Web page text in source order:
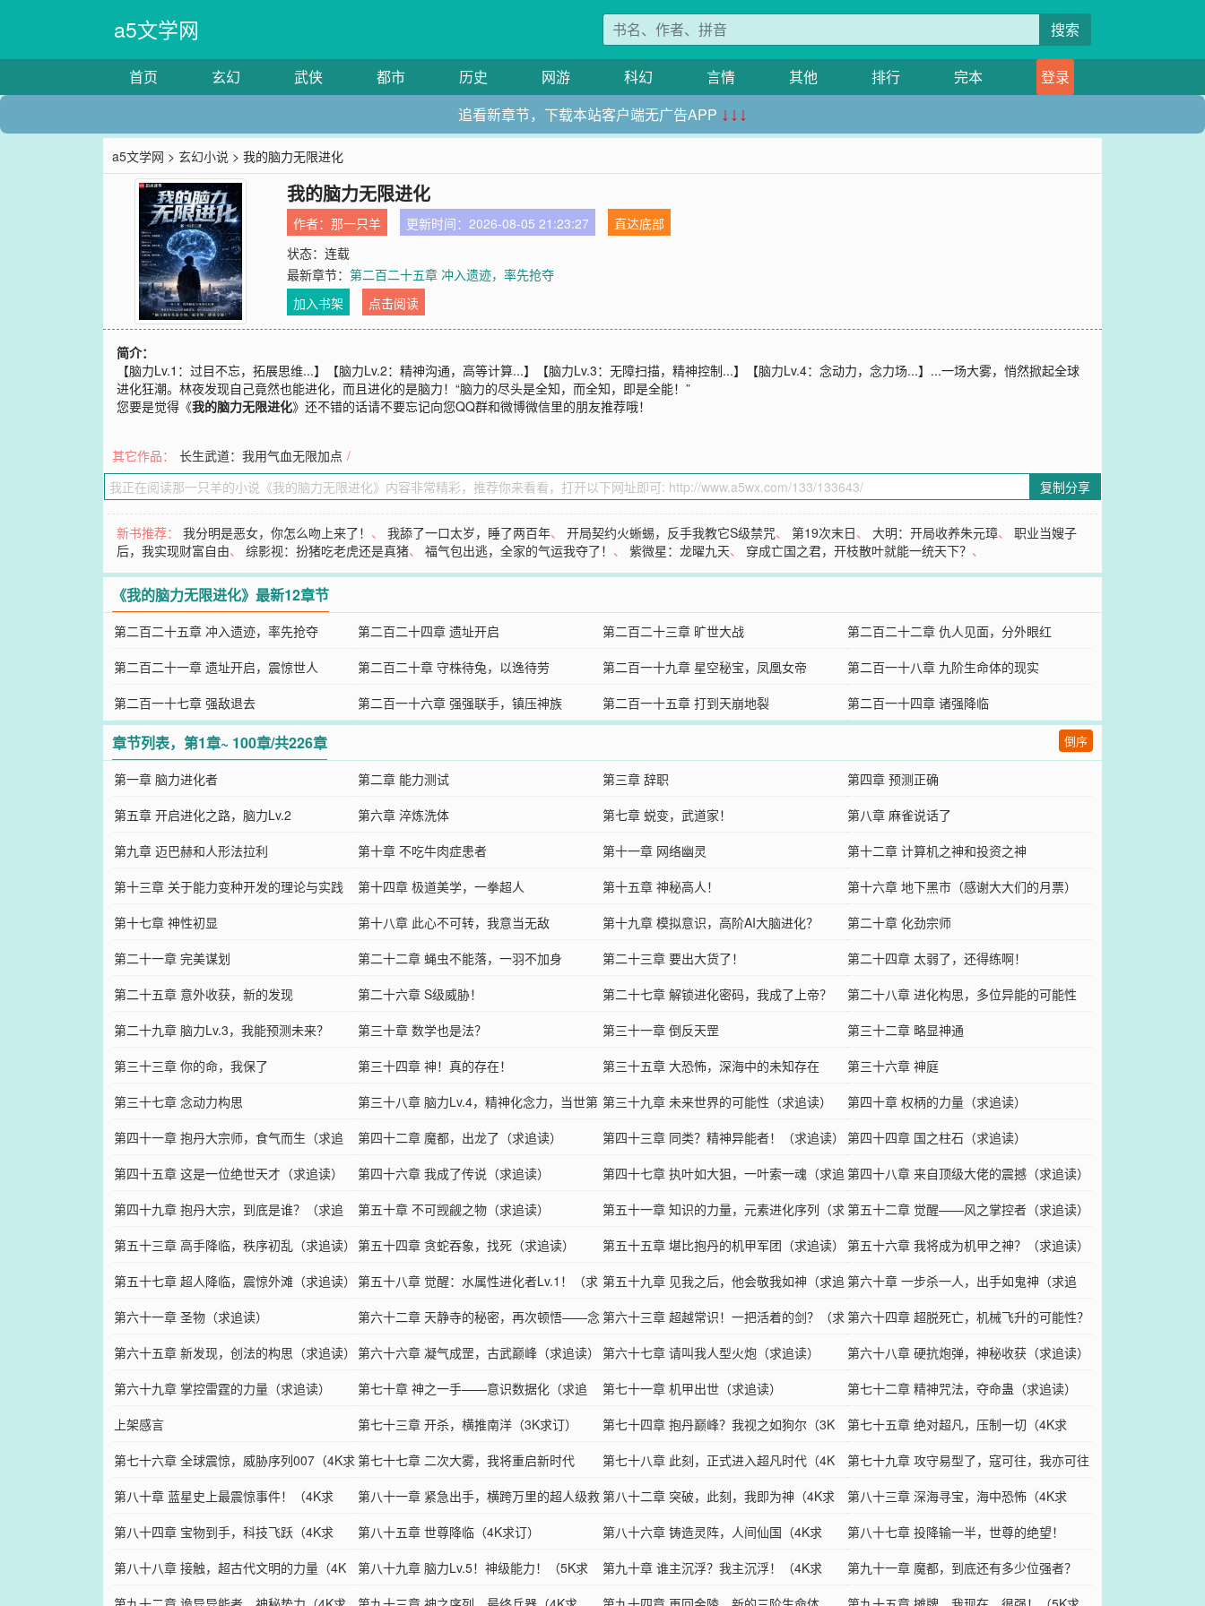
a5文学网 搜索
首页 玄幻 武侠 都市 历史 网游 科幻 言情 其他 排行 完本
登录
追看新章节，下载本站客户端无广告APP ↓↓↓
a5文学网 >玄幻小说 > 我的脑力无限进化
我的脑力无限进化
作者：那一只羊 更新时间：2026-08-05 21:23:27
直达底部
状态：连载
最新章节：第二百二十五章 冲入遗迹，率先抢夺
加入书架
点击阅读
简介：
【脑力Lv.1：过目不忘，拓展思维...】【脑力Lv.2：精神沟通，高等计算...】【脑力Lv.3：无障扫描，精神控制...】【脑力Lv.4：念动力，念力场...】...一场大雾，悄然掀起全球
进化狂潮。林夜发现自己竟然也能进化，而且进化的是脑力！“脑力的尽头是全知，而全知，即是全能！”
您要是觉得《我的脑力无限进化》还不错的话请不要忘记向您QQ群和微博微信里的朋友推荐哦！
其它作品： 长生武道：我用气血无限加点 /
复制分享
新书推荐：我分明是恶女，你怎么吻上来了！ 、我舔了一口太岁，睡了两百年、开局契约火蜥蜴，反手我教它S级禁咒、第19次末日、大明：开局收养朱元璋、职业当嫂子
后，我实现财富自由、综影视：扮猪吃老虎还是真猪、福气包出逃，全家的气运我夺了！ 、紫微星：龙曜九天、 穿成亡国之君，开枝散叶就能一统天下？ 、
《我的脑力无限进化》最新12章节
第二百二十五章 冲入遗迹，率先抢夺 第二百二十四章 遗址开启 第二百二十三章 旷世大战
第二百二十二章 仇人见面，分外眼红
第二百二十一章 遗址开启，震惊世人
第二百二十章 守株待兔，以逸待劳 第二百一十九章 星空秘宝，凤凰女帝
第二百一十八章 九阶生命体的现实
第二百一十七章 强敌退去
第二百一十六章 强强联手，镇压神族 第二百一十五章 打到天崩地裂 第二百一十四章 诸强降临
章节列表，第1章~ 100章/共226章 倒序
第一章 脑力进化者 第二章 能力测试 第三章 辞职
第四章 预测正确
第五章 开启进化之路，脑力Lv.2
第六章 淬炼洗体 第七章 蜕变，武道家！
第八章 麻雀说话了
第九章 迈巴赫和人形法拉利
第十章 不吃牛肉症患者 第十一章 网络幽灵
第十二章 计算机之神和投资之神
第十三章 关于能力变种开发的理论与实践
第十四章 极道美学，一拳超人 第十五章 神秘高人！
第十六章 地下黑市（感谢大大们的月票）
第十七章 神性初显
第十八章 此心不可转，我意当无敌 第十九章 模拟意识，高阶AI大脑进化？
第二十章 化劲宗师
第二十一章 完美谋划
第二十二章 蝇虫不能落，一羽不加身 第二十三章 要出大货了！
第二十四章 太弱了，还得练啊！
第二十五章 意外收获，新的发现
第二十六章 S级威胁！ 第二十七章 解锁进化密码，我成了上帝？
第二十八章 进化构思，多位异能的可能性
第二十九章 脑力Lv.3，我能预测未来？
第三十章 数学也是法？ 第三十一章 倒反天罡
第三十二章 略显神通
第三十三章 你的命，我保了
第三十四章 神！真的存在！ 第三十五章 大恐怖，深海中的未知存在
第三十六章 神庭
第三十七章 念动力构思
第三十八章 脑力Lv.4，精神化念力，当世第
一人？（求追读）
第三十九章 未来世界的可能性（求追读）
第四十章 权柄的力量（求追读）
第四十一章 抱丹大宗师，食气而生（求追
读）
第四十二章 魔都，出龙了（求追读） 第四十三章 同类？精神异能者！（求追读） 第四十四章 国之柱石（求追读）
第四十五章 这是一位绝世天才（求追读）
第四十六章 我成了传说（求追读）
第四十七章 执叶如大狙，一叶索一魂（求追
读）
第四十八章 来自顶级大佬的震撼（求追读）
第四十九章 抱丹大宗，到底是谁？（求追
读）
第五十章 不可觊觎之物（求追读）
第五十一章 知识的力量，元素进化序列（求
追读）
第五十二章 觉醒——风之掌控者（求追读）
第五十三章 高手降临，秩序初乱（求追读） 第五十四章 贪蛇吞象，找死（求追读） 第五十五章 堪比抱丹的机甲军团（求追读） 第五十六章 我将成为机甲之神？（求追读）
第五十七章 超人降临，震惊外滩（求追读） 第五十八章 觉醒：水属性进化者Lv.1！（求
追读）
第五十九章 见我之后，他会敬我如神（求追
读）
第六十章 一步杀一人，出手如鬼神（求追
读）
第六十一章 圣物（求追读）
第六十二章 天静寺的秘密，再次顿悟——念
力场（求追读）
第六十三章 超越常识！一把活着的剑？（求
追读）
第六十四章 超脱死亡，机械飞升的可能性？
（求追读）
第六十五章 新发现，创法的构思（求追读） 第六十六章 凝气成罡，古武巅峰（求追读） 第六十七章 请叫我人型火炮（求追读）
第六十八章 硬抗炮弹，神秘收获（求追读）
第六十九章 掌控雷霆的力量（求追读）
第七十章 神之一手——意识数据化（求追
读）
第七十一章 机甲出世（求追读）
第七十二章 精神咒法，夺命蛊（求追读）
上架感言
第七十三章 开杀，横推南洋（3K求订）
第七十四章 抱丹巅峰？我视之如狗尔（3K
求订）
第七十五章 绝对超凡，压制一切（4K求
订）
第七十六章 全球震惊，威胁序列007（4K求
追读）
第七十七章 二次大雾，我将重启新时代
（4K求追读）
第七十八章 此刻，正式进入超凡时代（4K
求订求票）
第七十九章 攻守易型了，寇可往，我亦可往
（4K求订）
第八十章 蓝星史上最震惊事件！（4K求
订）
第八十一章 紧急出手，横跨万里的超人级救
援（4K求订）
第八十二章 突破，此刻，我即为神（4K求
订）
第八十三章 深海寻宝，海中恐怖（4K求
订）
第八十四章 宝物到手，科技飞跃（4K求
订）
第八十五章 世尊降临（4K求订）
第八十六章 铸造灵阵，人间仙国（4K求
订）
第八十七章 投降输一半，世尊的绝望！
（4K求订）
第八十八章 接触，超古代文明的力量（4K
第八十九章 脑力Lv.5！神级能力！（5K求
第九十章 谁主沉浮？我主沉浮！（4K求
第九十一章 魔都，到底还有多少位强者？